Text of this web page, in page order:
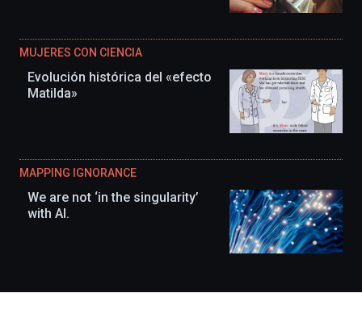
MUJERES CON CIENCIA
Evolución histórica del «efecto
Matilda»
MAPPING IGNORANCE
We are not ‘in the singularity’
with AI.